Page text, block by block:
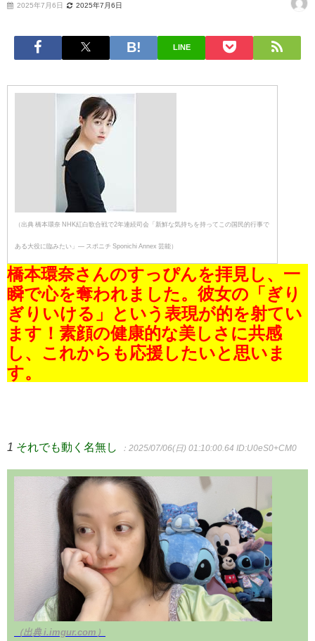
2025年7月6日 2025年7月6日
LINE
（出典 橋本環奈 NHK紅白歌合戦で2年連続司会「新鮮な気持ちを持ってこの国民的行事で
ある大役に臨みたい」― スポニチ Sponichi Annex 芸能）
橋本環奈さんのすっぴんを拝見し、一
瞬で心を奪われました。彼女の「ぎり
ぎりいける」という表現が的を射てい
ます！素顔の健康的な美しさに共感
し、これからも応援したいと思いま
す。
1 それでも動く名無し ：2025/07/06(日) 01:10:00.64 ID:U0eS0+CM0
（出典 i.imgur.com）